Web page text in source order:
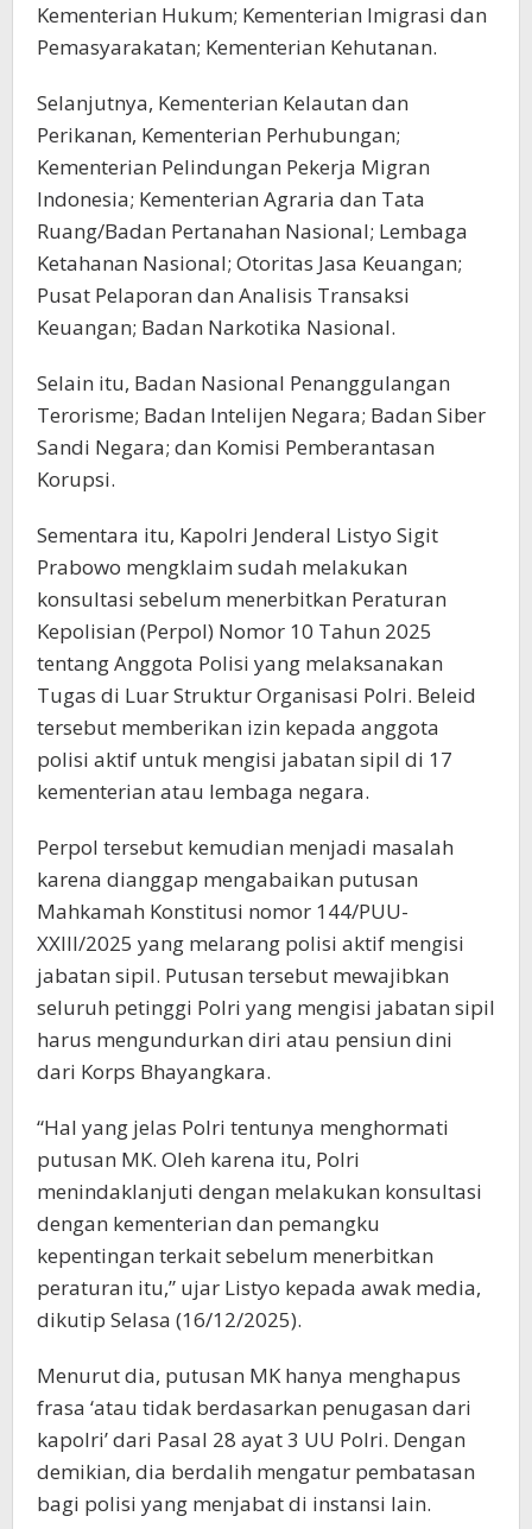
Kementerian Hukum; Kementerian Imigrasi dan
Pemasyarakatan; Kementerian Kehutanan.
Selanjutnya, Kementerian Kelautan dan
Perikanan, Kementerian Perhubungan;
Kementerian Pelindungan Pekerja Migran
Indonesia; Kementerian Agraria dan Tata
Ruang/Badan Pertanahan Nasional; Lembaga
Ketahanan Nasional; Otoritas Jasa Keuangan;
Pusat Pelaporan dan Analisis Transaksi
Keuangan; Badan Narkotika Nasional.
Selain itu, Badan Nasional Penanggulangan
Terorisme; Badan Intelijen Negara; Badan Siber
Sandi Negara; dan Komisi Pemberantasan
Korupsi.
Sementara itu, Kapolri Jenderal Listyo Sigit
Prabowo mengklaim sudah melakukan
konsultasi sebelum menerbitkan Peraturan
Kepolisian (Perpol) Nomor 10 Tahun 2025
tentang Anggota Polisi yang melaksanakan
Tugas di Luar Struktur Organisasi Polri. Beleid
tersebut memberikan izin kepada anggota
polisi aktif untuk mengisi jabatan sipil di 17
kementerian atau lembaga negara.
Perpol tersebut kemudian menjadi masalah
karena dianggap mengabaikan putusan
Mahkamah Konstitusi nomor 144/PUU-
XXIII/2025 yang melarang polisi aktif mengisi
jabatan sipil. Putusan tersebut mewajibkan
seluruh petinggi Polri yang mengisi jabatan sipil
harus mengundurkan diri atau pensiun dini
dari Korps Bhayangkara.
“Hal yang jelas Polri tentunya menghormati
putusan MK. Oleh karena itu, Polri
menindaklanjuti dengan melakukan konsultasi
dengan kementerian dan pemangku
kepentingan terkait sebelum menerbitkan
peraturan itu,” ujar Listyo kepada awak media,
dikutip Selasa (16/12/2025).
Menurut dia, putusan MK hanya menghapus
frasa ‘atau tidak berdasarkan penugasan dari
kapolri’ dari Pasal 28 ayat 3 UU Polri. Dengan
demikian, dia berdalih mengatur pembatasan
bagi polisi yang menjabat di instansi lain.